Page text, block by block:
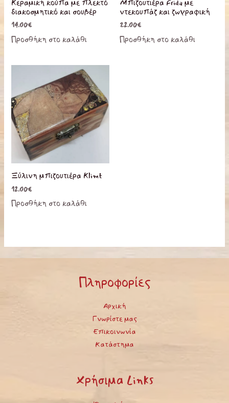
Κεραμική κούπα με πλεκτό
διακοσμητικό και σουβέρ
14.00€
Προσθήκη στο καλάθι
Μπιζουτιέρα Frida με
ντεκουπάζ και ζωγραφική
22.00€
Προσθήκη στο καλάθι
Ξύλινη μπιζουτιέρα Klimt
12.00€
Προσθήκη στο καλάθι
Πληροφορίες
Αρχική
Γνωρίστε μας
Επικοινωνία
Κατάστημα
Χρήσιμα Links